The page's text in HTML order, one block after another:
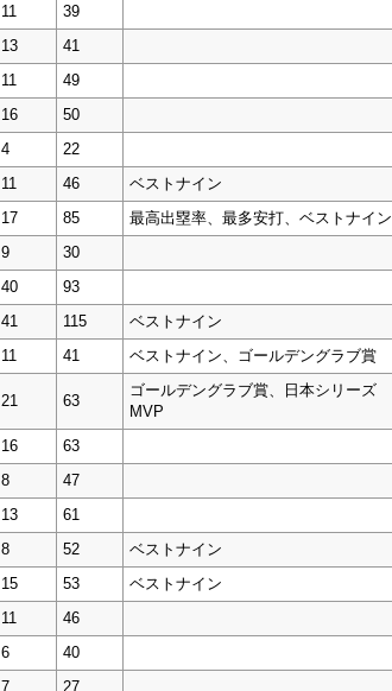
11
39
13
41
11
49
16
50
4
22
11 46
ベストナイン
17 85
最高出塁率、最多安打、ベストナイン
9
30
40
93
41 115
ベストナイン
11 41 ベストナイン、ゴールデングラブ賞
21 63
ゴールデングラブ賞、日本シリーズ
MVP
16
63
8
47
13
61
8 52
ベストナイン
15 53
ベストナイン
11
46
6
40
7 27